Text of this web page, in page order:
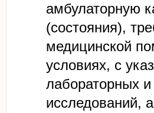
амбулаторную
(состояния),
медицинской
условиях, с
лабораторных
исследований,